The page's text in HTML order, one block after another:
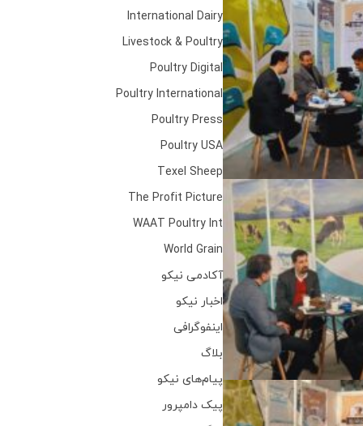
International Dairy
Livestock & Poultry
Poultry Digital
Poultry International
Poultry Press
Poultry USA
Texel Sheep
The Profit Picture
WAAT Poultry Int
World Grain
آکادمی نیکو
اخبار نیکو
اینفوگرافی
بلاگ
پیام‌های نیکو
پیک دامپرور